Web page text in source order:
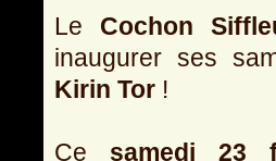
Le Cochon
inaugurer ses
Kirin Tor !
Ce samedi 23